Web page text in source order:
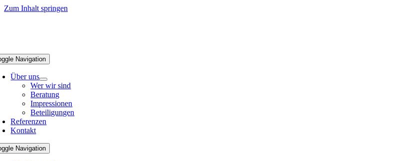
Zum Inhalt springen
Navigation
Über uns
Wer wir sind
Beratung
Impressionen
Beteiligungen
Referenzen
Kontakt
Navigation